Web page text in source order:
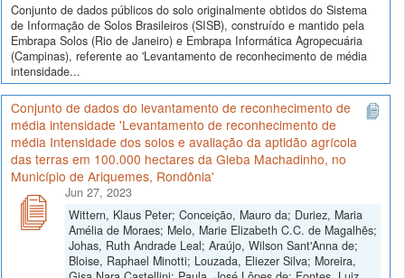
Conjunto de dados públicos do solo originalmente obtidos do Sistema
de Informação de Solos Brasileiros (SISB), construído e mantido pela
Embrapa Solos (Rio de Janeiro) e Embrapa Informática Agropecuária
(Campinas), referente ao 'Levantamento de reconhecimento de média
intensidade...
Conjunto de dados do levantamento de reconhecimento de
média intensidade 'Levantamento de reconhecimento de
média Intensidade dos solos e avaliação da aptidão agrícola
das terras em 100.000 hectares da Gleba Machadinho, no
Município de Ariquemes, Rondônia'
Jun 27, 2023
Wittern, Klaus Peter; Conceição, Mauro da; Duriez, Maria
Amélia de Moraes; Melo, Marie Elizabeth C.C. de Magalhẽs;
Johas, Ruth Andrade Leal; Araújo, Wilson Sant'Anna de;
Bloise, Raphael Minotti; Louzada, Eliezer Silva; Moreira,